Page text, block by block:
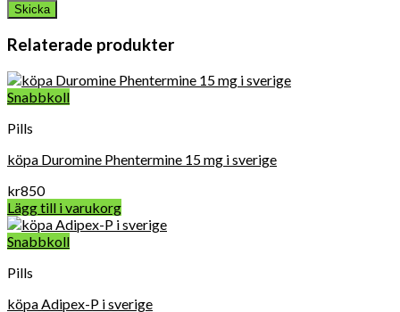
Relaterade produkter
Snabbkoll
Pills
köpa Duromine Phentermine 15 mg i sverige
kr850
Lägg till i varukorg
Snabbkoll
Pills
köpa Adipex-P i sverige